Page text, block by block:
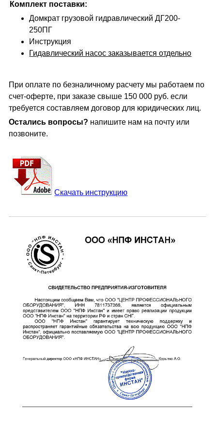
Комплект поставки:
Домкрат грузовой гидравлический ДГ200-
250ПГ
Инструкция
Гидавлический насос заказывается отдельно
При оплате по безналичному расчету мы работаем по
счет-оферте, при заказе свыше 150 000 руб. если
требуется составляем договор для юридических лиц.
Остались вопросы? напишите нам на почту или
позвоните.
Скачать инструкцию